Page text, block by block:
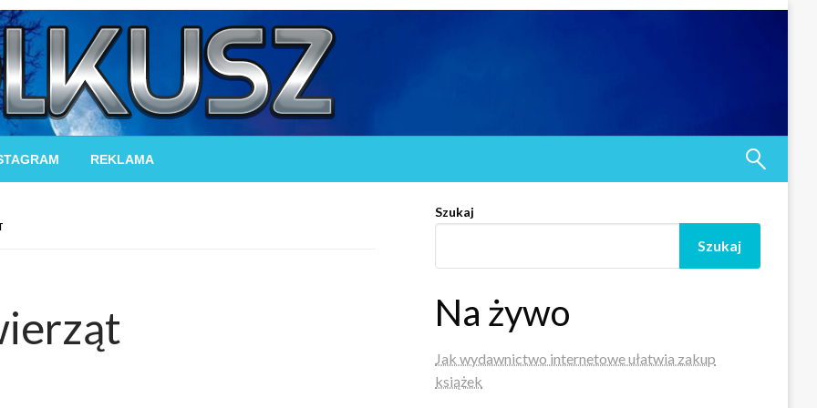
REKLAMA
Szukaj
Szukaj
Na żywo
Jak wydawnictwo internetowe ułatwia zakup
książek